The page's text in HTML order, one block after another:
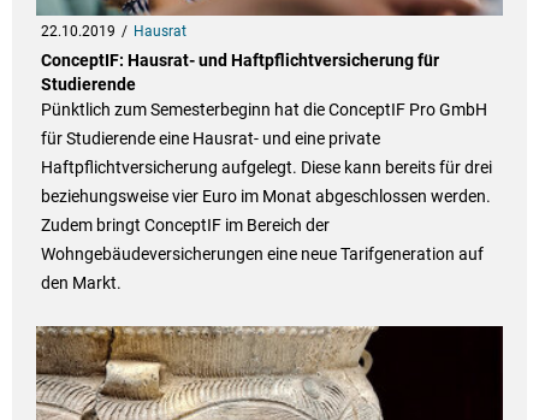
22.10.2019 Hausrat
ConceptIF: Hausrat- und Haftpflichtversicherung für
Studierende
Pünktlich zum Semesterbeginn hat die ConceptIF Pro GmbH
für Studierende eine Hausrat- und eine private
Haftpflichtversicherung aufgelegt. Diese kann bereits für drei
beziehungsweise vier Euro im Monat abgeschlossen werden.
Zudem bringt ConceptIF im Bereich der
Wohngebäudeversicherungen eine neue Tarifgeneration auf
den Markt.